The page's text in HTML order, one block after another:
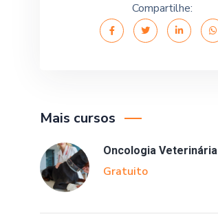
Compartilhe:
Mais cursos
Oncologia Veterinária
Gratuito